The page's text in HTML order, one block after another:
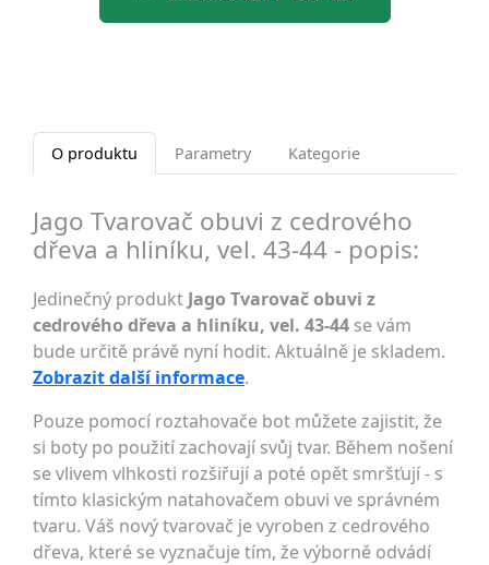
O produktu Parametry Kategorie
Jago Tvarovač obuvi z cedrového
dřeva a hliníku, vel. 43-44 - popis:
Jedinečný produkt Jago Tvarovač obuvi z
cedrového dřeva a hliníku, vel. 43-44 se vám
bude určitě právě nyní hodit. Aktuálně je skladem.
Zobrazit další informace.
Pouze pomocí roztahovače bot můžete zajistit, že
si boty po použití zachovají svůj tvar. Během nošení
se vlivem vlhkosti rozšiřují a poté opět smršťují - s
tímto klasickým natahovačem obuvi ve správném
tvaru. Váš nový tvarovač je vyroben z cedrového
dřeva, které se vyznačuje tím, že výborně odvádí